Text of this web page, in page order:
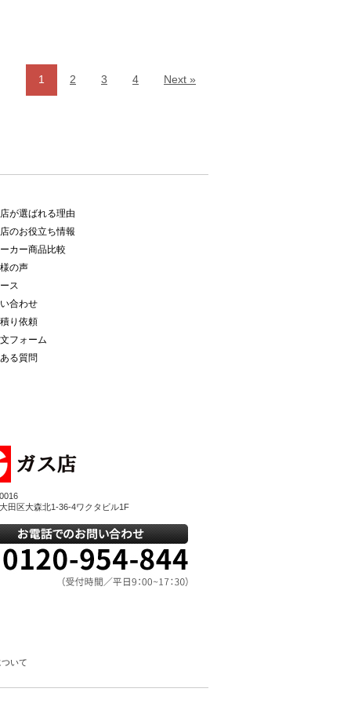
1 2 3 4 Next »
が選ばれる理由
のお役立ち情報
カー商品比較
の声
ス
合わせ
り依頼
フォーム
る質問
田区大森北1-36-4ワクタビル1F
いて